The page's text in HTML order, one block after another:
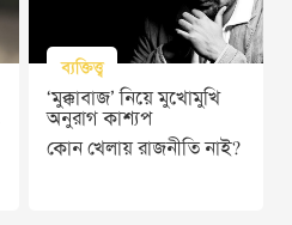
ব্যক্তিত্ত্ব
‘মুক্কাবাজ’ নিয়ে মুখোমুখি
অনুরাগ কাশ্যপ
কোন খেলায় রাজনীতি নাই?